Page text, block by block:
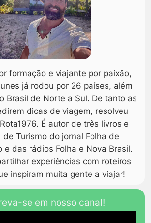
formação e viajante por paixão,
já rodou por 26 países, além
Brasil de Norte a Sul. De tanto as
dicas de viagem, resolveu
É autor de três livros e
de Turismo do jornal Folha de
e das rádios Folha e Nova Brasil.
experiências com roteiros
inspiram muita gente a viajar!
se em nosso canal!